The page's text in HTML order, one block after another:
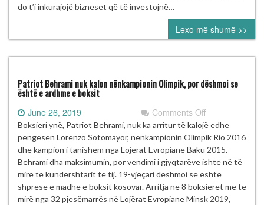
do t’i inkurajojë bizneset që të investojnë…
Lexo më shumë >>
Patriot Behrami nuk kalon nënkampionin Olimpik, por dëshmoi se
është e ardhme e boksit
June 26, 2019 Comments Offon
Patriot
Behrami
nuk
kalon
nënkampionin
Olimpik,
por
Boksieri ynë, Patriot Behrami, nuk ka arritur të kalojë edhe
pengesën Lorenzo Sotomayor, nënkampionin Olimpik Rio 2016
dhe kampion i tanishëm nga Lojërat Evropiane Baku 2015.
Behrami dha maksimumin, por vendimi i gjyqtarëve ishte në të
mirë të kundërshtarit të tij. 19-vjeçari dëshmoi se është
shpresë e madhe e boksit kosovar. Arritja në 8 boksierët më të
mirë nga 32 pjesëmarrës në Lojërat Evropiane Minsk 2019,